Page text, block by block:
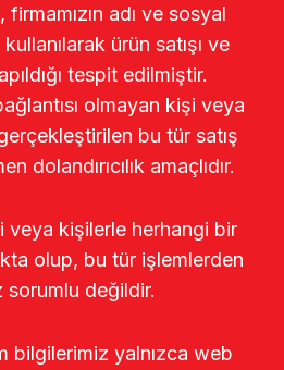
adı ve sosyal
ürün satışı ve
tespit edilmiştir.
olmayan kişi veya
bu tür satış
dolandırıcılık amaçlıdır.
veya kişilerle herhangi bir
olup, bu tür işlemlerden
sorumlu değildir.
bilgilerimiz yalnızca web